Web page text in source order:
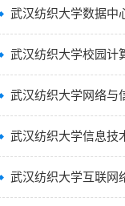
武汉纺织大学数据中
武汉纺织大学校园计
武汉纺织大学网络与
武汉纺织大学信息技
武汉纺织大学互联网